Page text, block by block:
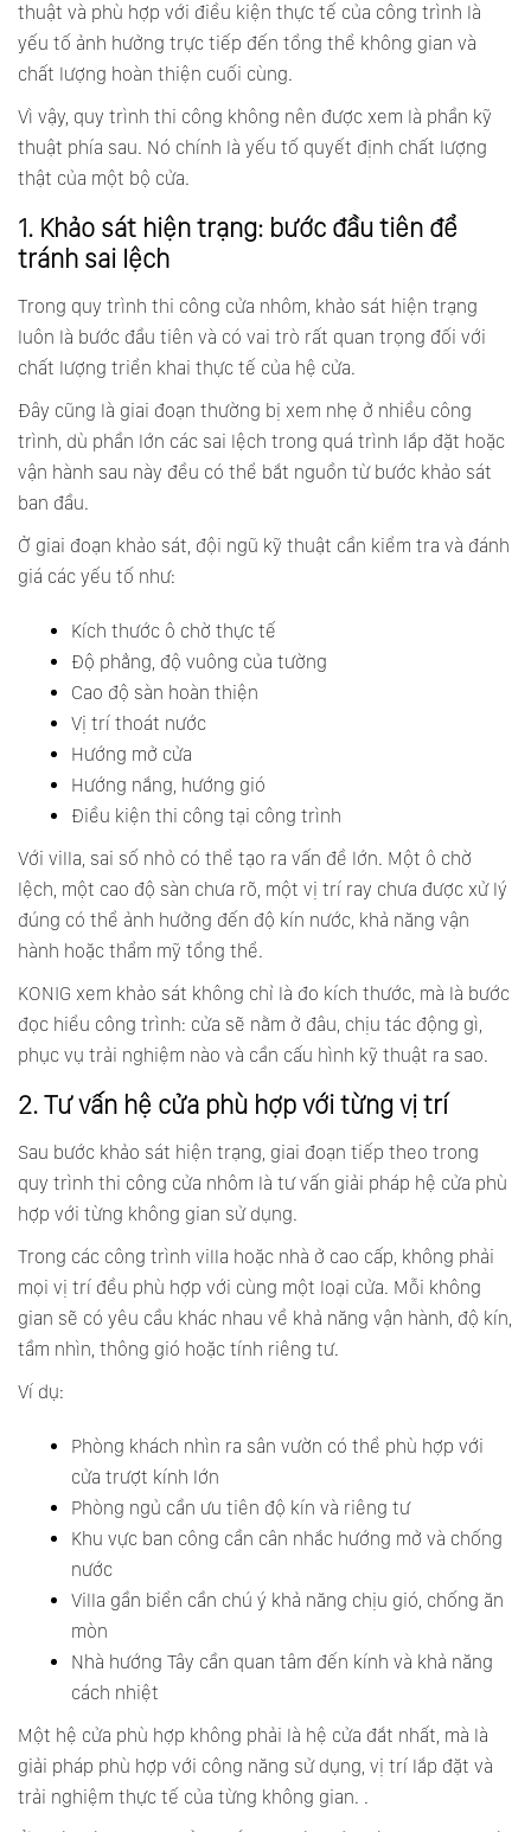
thuật và phù hợp với điều kiện thực tế của công trình là
yếu tố ảnh hưởng trực tiếp đến tổng thể không gian và
chất lượng hoàn thiện cuối cùng.
Vì vậy, quy trình thi công không nên được xem là phần kỹ
thuật phía sau. Nó chính là yếu tố quyết định chất lượng
thật của một bộ cửa.
1. Khảo sát hiện trạng: bước đầu tiên để
tránh sai lệch
Trong quy trình thi công cửa nhôm, khảo sát hiện trạng
luôn là bước đầu tiên và có vai trò rất quan trọng đối với
chất lượng triển khai thực tế của hệ cửa.
Đây cũng là giai đoạn thường bị xem nhẹ ở nhiều công
trình, dù phần lớn các sai lệch trong quá trình lắp đặt hoặc
vận hành sau này đều có thể bắt nguồn từ bước khảo sát
ban đầu.
Ở giai đoạn khảo sát, đội ngũ kỹ thuật cần kiểm tra và đánh
giá các yếu tố như:
Kích thước ô chờ thực tế
Độ phẳng, độ vuông của tường
Cao độ sàn hoàn thiện
Vị trí thoát nước
Hướng mở cửa
Hướng nắng, hướng gió
Điều kiện thi công tại công trình
Với villa, sai số nhỏ có thể tạo ra vấn đề lớn. Một ô chờ
lệch, một cao độ sàn chưa rõ, một vị trí ray chưa được xử lý
đúng có thể ảnh hưởng đến độ kín nước, khả năng vận
hành hoặc thẩm mỹ tổng thể.
KONIG xem khảo sát không chỉ là đo kích thước, mà là bước
đọc hiểu công trình: cửa sẽ nằm ở đâu, chịu tác động gì,
phục vụ trải nghiệm nào và cần cấu hình kỹ thuật ra sao.
2. Tư vấn hệ cửa phù hợp với từng vị trí
Sau bước khảo sát hiện trạng, giai đoạn tiếp theo trong
quy trình thi công cửa nhôm là tư vấn giải pháp hệ cửa phù
hợp với từng không gian sử dụng.
Trong các công trình villa hoặc nhà ở cao cấp, không phải
mọi vị trí đều phù hợp với cùng một loại cửa. Mỗi không
gian sẽ có yêu cầu khác nhau về khả năng vận hành, độ kín,
tầm nhìn, thông gió hoặc tính riêng tư.
Ví dụ:
Phòng khách nhìn ra sân vườn có thể phù hợp với
cửa trượt kính lớn
Phòng ngủ cần ưu tiên độ kín và riêng tư
Khu vực ban công cần cân nhắc hướng mở và chống
nước
Villa gần biển cần chú ý khả năng chịu gió, chống ăn
mòn
Nhà hướng Tây cần quan tâm đến kính và khả năng
cách nhiệt
Một hệ cửa phù hợp không phải là hệ cửa đắt nhất, mà là
giải pháp phù hợp với công năng sử dụng, vị trí lắp đặt và
trải nghiệm thực tế của từng không gian. .